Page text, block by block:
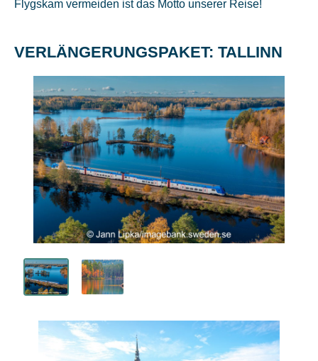
Flygskam vermeiden ist das Motto unserer Reise!
VERLÄNGERUNGSPAKET: TALLINN